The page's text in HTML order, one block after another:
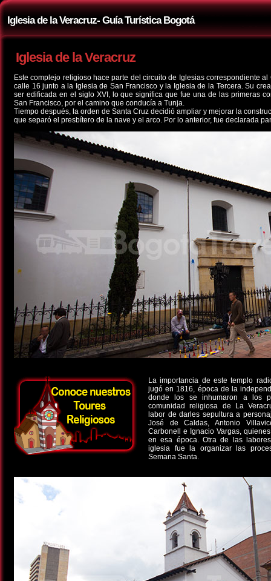
Iglesia de la Veracruz- Guía Turística Bogotá
Iglesia de la Veracruz
Este complejo religioso hace parte del circuito de Iglesias correspondiente
calle 16 junto a la Iglesia de San Francisco y la Iglesia de la Tercera. Su
ser edificada en el siglo XVI, lo que significa que fue una de las primeras
San Francisco, por el camino que conducía a Tunja.
Tiempo después, la orden de Santa Cruz decidió ampliar y mejorar la
que separó el presbítero de la nave y el arco. Por lo anterior, fue declarada
La importancia de este templo
jugó en 1816, época de la
donde los se inhumaron a los
comunidad religiosa de La
labor de darles sepultura a
José de Caldas, Antonio
Carbonell e Ignacio Vargas,
en esa época. Otra de las
iglesia fue la organizar las
Semana Santa.